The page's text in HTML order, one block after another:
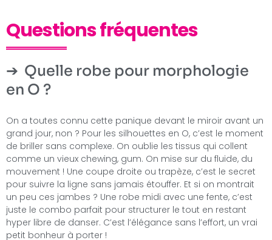
Questions fréquentes
Quelle robe pour morphologie
en O ?
On a toutes connu cette panique devant le miroir avant un
grand jour, non ? Pour les silhouettes en O, c’est le moment
de briller sans complexe. On oublie les tissus qui collent
comme un vieux chewing, gum. On mise sur du fluide, du
mouvement ! Une coupe droite ou trapèze, c’est le secret
pour suivre la ligne sans jamais étouffer. Et si on montrait
un peu ces jambes ? Une robe midi avec une fente, c’est
juste le combo parfait pour structurer le tout en restant
hyper libre de danser. C’est l’élégance sans l’effort, un vrai
petit bonheur à porter !